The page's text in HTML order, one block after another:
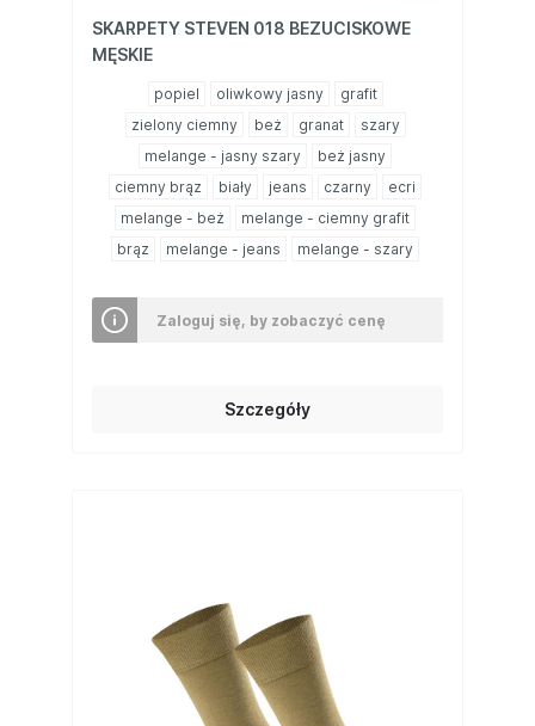
SKARPETY STEVEN 018 BEZUCISKOWE
MĘSKIE
popiel oliwkowy jasny
grafit
zielony ciemny
beż granat
szary
melange - jasny szary
beż jasny
ciemny brąz
biały jeans czarny
ecri
melange - beż
melange - ciemny grafit
brąz
melange - jeans melange - szary
Zaloguj się, by zobaczyć cenę
Szczegóły